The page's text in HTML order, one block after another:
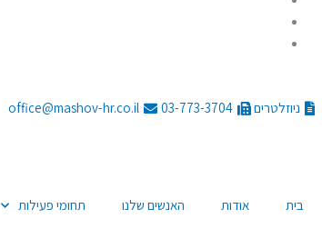
ניוזלטרים 03-773-3704
office@mashov-hr.co.il
בית אודות האנשים שלנו תחומי פעילות